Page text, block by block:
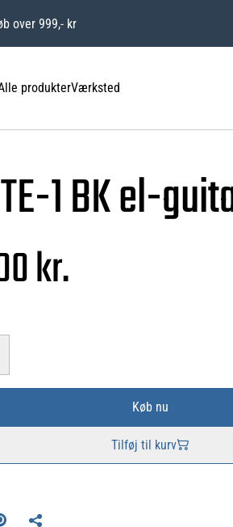
over 999,- kr
produkterVærksted
1 BK el-
kr.
Køb nu
Tilføj til kurv